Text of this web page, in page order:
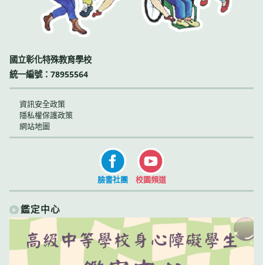
國立彰化特殊教育學校
統一編號：78955564
資訊安全政策
隱私權保護政策
網站地圖
臉書社團 校園頻道
鑑定中心